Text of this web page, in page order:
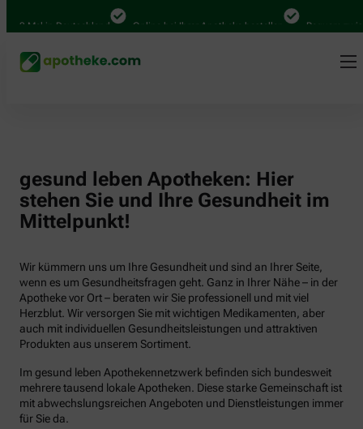
Mal in Deutschland Online bei Ihrer Apotheke bestellen Bequem
gesund leben Apotheken: Hier
stehen Sie und Ihre Gesundheit im
Mittelpunkt!
Wir kümmern uns um Ihre Gesundheit und sind an Ihrer Seite,
wenn es um Gesundheitsfragen geht. Ganz in Ihrer Nähe – in der
Apotheke vor Ort – beraten wir Sie professionell und mit viel
Herzblut. Wir versorgen Sie mit wichtigen Medikamenten, aber
auch mit individuellen Gesundheitsleistungen und attraktiven
Produkten aus unserem Sortiment.
Im gesund leben Apothekennetzwerk befinden sich bundesweit
mehrere tausend lokale Apotheken. Diese starke Gemeinschaft ist
mit abwechslungsreichen Angeboten und Dienstleistungen immer
für Sie da.